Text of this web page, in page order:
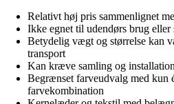
Relativt høj pris sammenlignet
Ikke egnet til udendørs brug eller
Betydelig vægt og størrelse kan
transport
Kan kræve samling og installation
Begrænset farveudvalg med kun
farvekombination